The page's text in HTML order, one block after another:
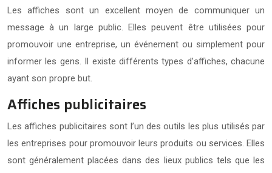
Les affiches sont un excellent moyen de communiquer un
message à un large public. Elles peuvent être utilisées pour
promouvoir une entreprise, un événement ou simplement pour
informer les gens. Il existe différents types d’affiches, chacune
ayant son propre but.
Affiches publicitaires
Les affiches publicitaires sont l’un des outils les plus utilisés par
les entreprises pour promouvoir leurs produits ou services. Elles
sont généralement placées dans des lieux publics tels que les